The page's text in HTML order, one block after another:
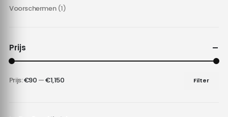
Voorschermen (1)
Prijs
Min.
Max.
Filter
Prijs:€90 —€1,150